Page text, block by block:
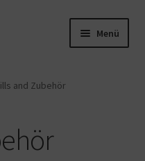
Menü
and Zubehör